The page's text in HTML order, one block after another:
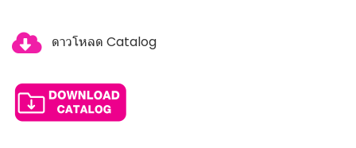
ดาวโหลด Catalog